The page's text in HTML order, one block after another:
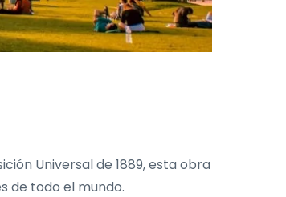
Universal de 1889, esta obra
de todo el mundo.